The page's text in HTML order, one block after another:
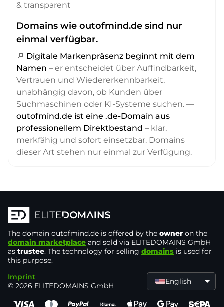
& transparent
Domains wie outofmind.de sind nur
einmal verfügbar.
🔎 Digitale Markenpräsenz beginnt mit dem
Namen – er entscheidet über Auffindbarkeit,
Vertrauen und Wiedererkennbarkeit,
unabhängig davon, ob Kunden über
Suchmaschinen oder KI-Systeme suchen. —
outofmind.de ist eine .de-Domain aus
professionellem Direktbestand – klar,
merkfähig und sofort einsetzbar. Domains
dieser Art stehen nur einmal zur Verfügung.
The domain outofmind.de is offered by the owner on the
domain marketplace and sold via ELITEDOMAINS GmbH
as trustee. The technology for selling domains is used for
this purpose.
Imprint
© 2026 ELITEDOMAINS GmbH
English